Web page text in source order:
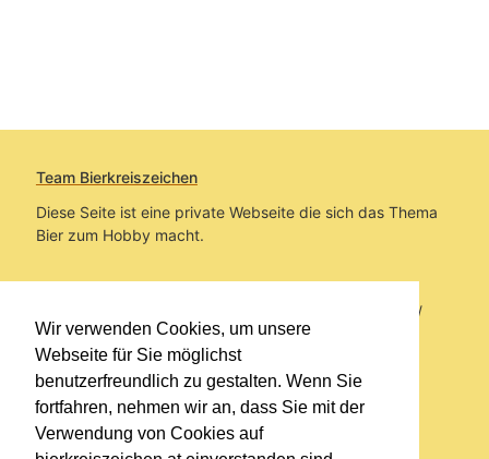
Wir verwenden Cookies, um unsere
Webseite für Sie möglichst
benutzerfreundlich zu gestalten. Wenn Sie
fortfahren, nehmen wir an, dass Sie mit der
Verwendung von Cookies auf
Team Bierkreiszeichen
Diese Seite ist eine private Webseite die sich das Thema
Bier zum Hobby macht.
Sie befinden sich auf https://www.bierkreiszeichen.at/
im Pfad:Übers Bier/Bierlokale
Erstellt: 2012-06-16
Links